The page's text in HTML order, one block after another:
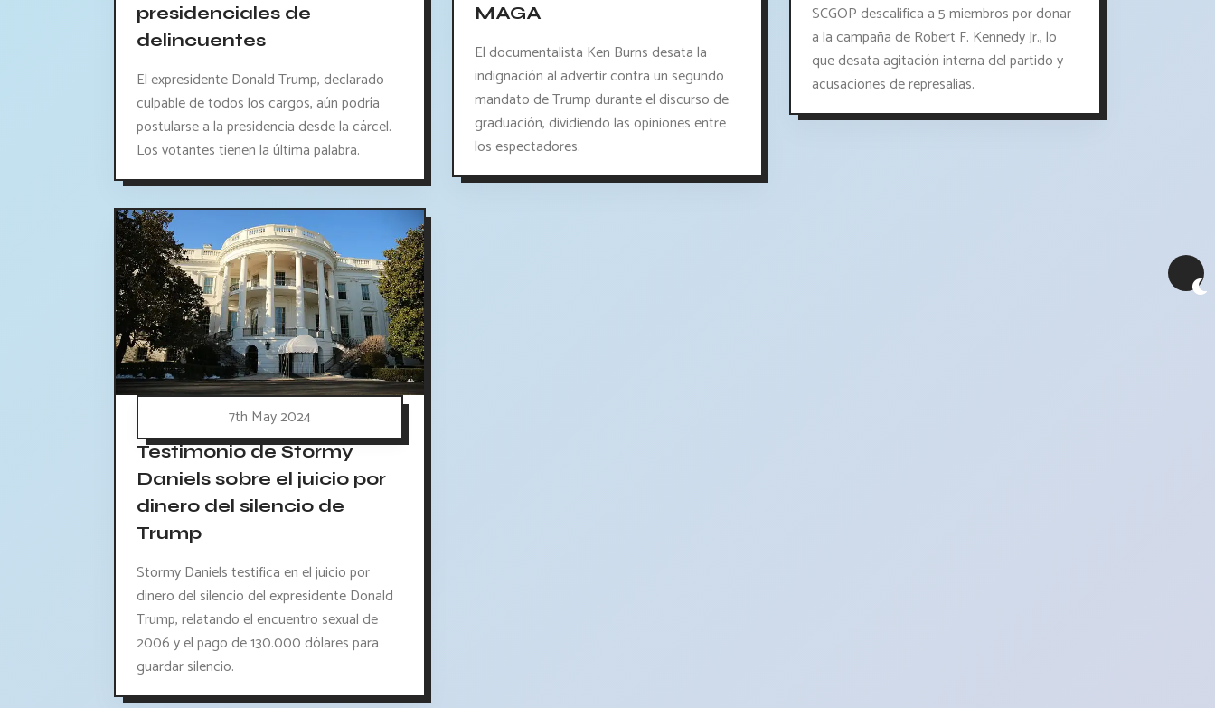
presidenciales de
delincuentes
El expresidente Donald Trump, declarado
culpable de todos los cargos, aún podría
postularse a la presidencia desde la cárcel.
Los votantes tienen la última palabra.
MAGA
El documentalista Ken Burns desata la
indignación al advertir contra un segundo
mandato de Trump durante el discurso de
graduación, dividiendo las opiniones entre
los espectadores.
SCGOP descalifica a 5 miembros por donar
a la campaña de Robert F. Kennedy Jr., lo
que desata agitación interna del partido y
acusaciones de represalias.
7th May 2024
Testimonio de Stormy
Daniels sobre el juicio por
dinero del silencio de
Trump
Stormy Daniels testifica en el juicio por
dinero del silencio del expresidente Donald
Trump, relatando el encuentro sexual de
2006 y el pago de 130.000 dólares para
guardar silencio.